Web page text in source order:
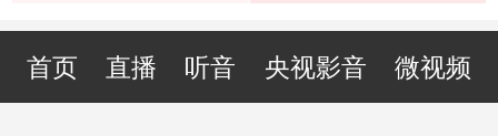
首页 直播 听音 央视影音 微视频